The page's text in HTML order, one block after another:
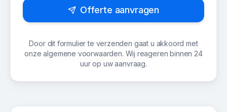
Offerte aanvragen
Door dit formulier te verzenden gaat u akkoord met
onze algemene voorwaarden. Wij reageren binnen 24
uur op uw aanvraag.